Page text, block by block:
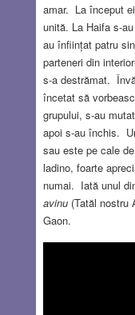
amar. La început
unită. La Haifa s-
au înființat patru
parteneri din
s-a destrămat.
încetat să
grupului, s-au
apoi s-au închis.
sau este pe cale
ladino, foarte
numai. Iată unul
avinu(Tatăl nostru
Gaon.